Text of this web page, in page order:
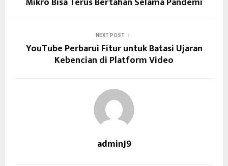
NEXT POST
YouTube Perbarui Fitur untuk Batasi Ujaran
Kebencian di Platform Video
adminJ9